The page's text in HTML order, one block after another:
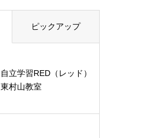
ピックアップ
自立学習RED（レッド）
東村山教室